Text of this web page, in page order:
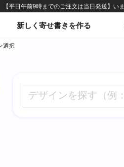
新しく寄せ書きを作る
選択